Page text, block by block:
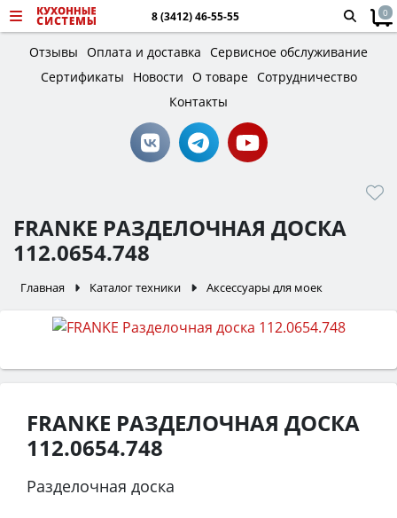
8 (3412) 46-55-55 0
Отзывы Оплата и доставка Сервисное обслуживание
Сертификаты
Новости О товаре Сотрудничество
Контакты
FRANKE РАЗДЕЛОЧНАЯ ДОСКА
112.0654.748
Главная Каталог техники Аксессуары для моек
FRANKE РАЗДЕЛОЧНАЯ ДОСКА
112.0654.748
Разделочная доска